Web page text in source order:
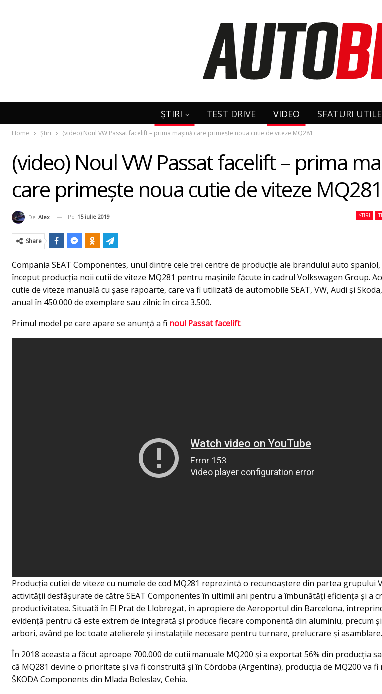
ȘTIRI TEST DRIVE VIDEO SFATURI UTILE
Home Știri (video) Noul VW Passat facelift – prima maşină care primeşte noua cutie de viteze MQ281
(video) Noul VW Passat facelift – prima
care primeşte noua cutie de viteze MQ281
ȘTIRI
De Alex Pe 15 iulie 2019
Share
Compania SEAT Componentes, unul dintre cele trei centre de producție ale brandului auto spaniol,
început producția noii cutii de viteze MQ281 pentru maşinile făcute în cadrul Volkswagen Group.
cutie de viteze manuală cu şase rapoarte, care va fi utilizată de automobile SEAT, VW, Audi şi
anual în 450.000 de exemplare sau zilnic în circa 3.500.
Primul model pe care apare se anunţă a fi noul Passat facelift.
Producția cutiei de viteze cu numele de cod MQ281 reprezintă o recunoaștere din partea grupului
activității desfășurate de către SEAT Componentes în ultimii ani pentru a îmbunătăți eficiența și a
productivitatea. Situată în El Prat de Llobregat, în apropiere de Aeroportul din Barcelona,
evidență pentru că este extrem de integrată și produce fiecare componentă din aluminiu, precum
arbori, având pe loc toate atelierele şi instalaţiile necesare pentru turnare, prelucrare şi asamblare.
În 2018 aceasta a făcut aproape 700.000 de cutii manuale MQ200 şi a exportat 56% din producția
că MQ281 devine o prioritate şi va fi construită şi în Córdoba (Argentina), producţia de MQ200 va fi
ŠKODA Components din Mlada Boleslav, Cehia.